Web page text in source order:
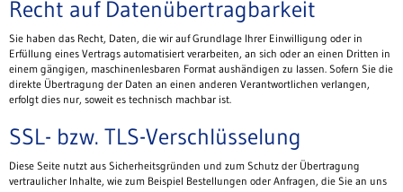
Recht auf Datenübertragbarkeit
Sie haben das Recht, Daten, die wir auf Grundlage Ihrer Einwilligung oder in
Erfüllung eines Vertrags automatisiert verarbeiten, an sich oder an einen Dritten in
einem gängigen, maschinenlesbaren Format aushändigen zu lassen. Sofern Sie die
direkte Übertragung der Daten an einen anderen Verantwortlichen verlangen,
erfolgt dies nur, soweit es technisch machbar ist.
SSL- bzw. TLS-Verschlüsselung
Diese Seite nutzt aus Sicherheitsgründen und zum Schutz der Übertragung
vertraulicher Inhalte, wie zum Beispiel Bestellungen oder Anfragen, die Sie an uns